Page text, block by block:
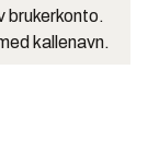
brukerkonto.
kallenavn.